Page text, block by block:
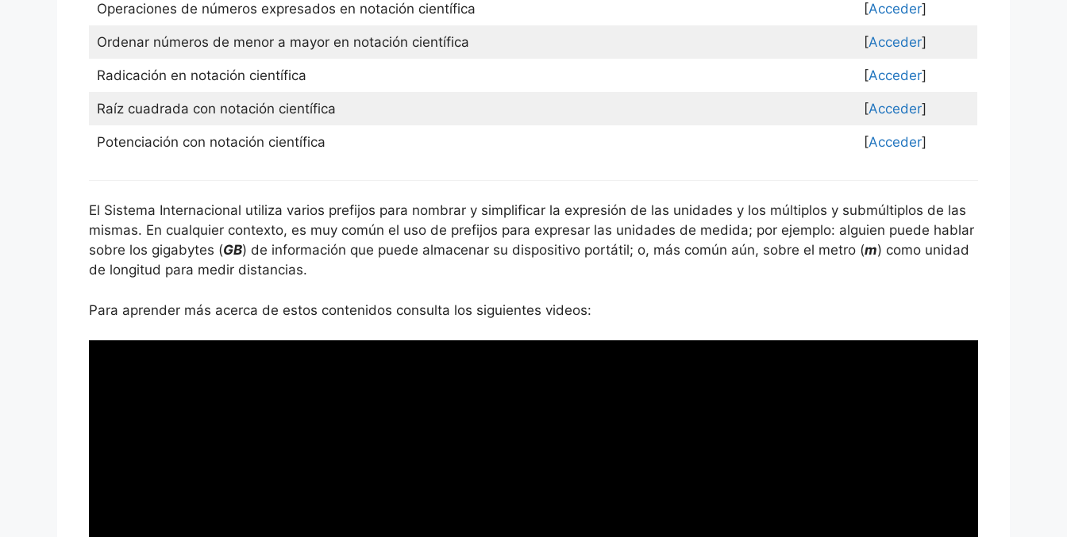
Operaciones de números expresados en notación científica [Acceder]
Ordenar números de menor a mayor en notación científica [Acceder]
Radicación en notación científica [Acceder]
Raíz cuadrada con notación científica [Acceder]
Potenciación con notación científica [Acceder]
El Sistema Internacional utiliza varios prefijos para nombrar y simplificar la expresión de las unidades y los múltiplos y submúltiplos de las
mismas. En cualquier contexto, es muy común el uso de prefijos para expresar las unidades de medida; por ejemplo: alguien puede hablar
sobre los gigabytes (GB) de información que puede almacenar su dispositivo portátil; o, más común aún, sobre el metro (m) como unidad
de longitud para medir distancias.
Para aprender más acerca de estos contenidos consulta los siguientes videos: